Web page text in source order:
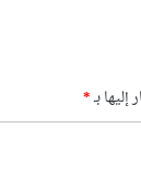
بـ*